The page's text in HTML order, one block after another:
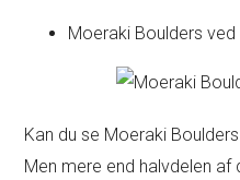
Moeraki Boulders ved
Kan du se Moeraki
Men mere end halvdelen